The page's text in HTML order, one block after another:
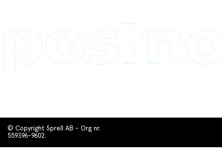
© Copyright Sprell AB - Org nr.
559396-9602.